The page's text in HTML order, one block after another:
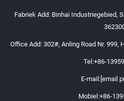
Fabriek Add: Binhai Industriegebied,
Office Add: 302#, Anling Road Nr. 999,
Tel:+86-
E-mail: [email
Mobiel:+86-